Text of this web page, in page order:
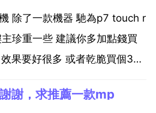
除了一款機器 馳為p7 touch r
珍重一些 建議你多加點錢買
果要好很多 或者乾脆買個3寸
的大屏mp4 不過 可能貴了
謝，求推薦一款mp